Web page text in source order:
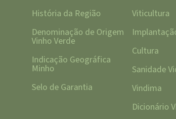
História da Região
Denominação de Origem
Vinho Verde
Indicação Geográfica
Minho
Selo de Garantia
Viticultura
Cultura
Sanidade
Vindima
Dicionário